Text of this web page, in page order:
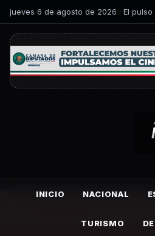
jueves 6 de agosto de 2026 · El
INICIO NACIONAL
TURISMO